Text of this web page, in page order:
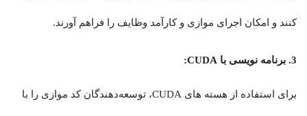
کنند و امکان اجرای موازی و کارآمد وظایف را فراهم آورند.
3. برنامه نویسی با CUDA:
برای استفاده از هسته های CUDA، توسعه‌دهندگان کد موازی را با